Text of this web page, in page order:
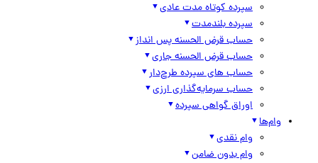
سپرده کوتاه مدت عادی
سپرده بلندمدت
حساب قرض الحسنه پس انداز
حساب قرض الحسنه جاری
حساب های سپرده طرح‌دار
حساب سرمایه‌گذاری ارزی
اوراق گواهی سپرده
وام‌ها
وام نقدی
وام بدون ضامن